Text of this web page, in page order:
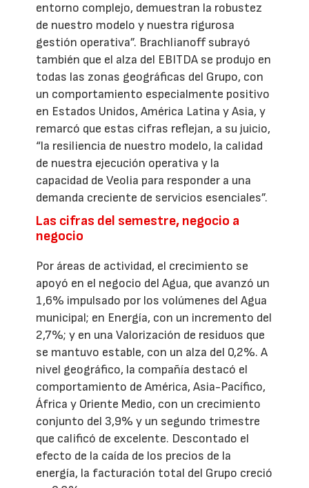
entorno complejo, demuestran la robustez
de nuestro modelo y nuestra rigurosa
gestión operativa”. Brachlianoff subrayó
también que el alza del EBITDA se produjo en
todas las zonas geográficas del Grupo, con
un comportamiento especialmente positivo
en Estados Unidos, América Latina y Asia, y
remarcó que estas cifras reflejan, a su juicio,
“la resiliencia de nuestro modelo, la calidad
de nuestra ejecución operativa y la
capacidad de Veolia para responder a una
demanda creciente de servicios esenciales”.
Las cifras del semestre, negocio a
negocio
Por áreas de actividad, el crecimiento se
apoyó en el negocio del Agua, que avanzó un
1,6% impulsado por los volúmenes del Agua
municipal; en Energía, con un incremento del
2,7%; y en una Valorización de residuos que
se mantuvo estable, con un alza del 0,2%. A
nivel geográfico, la compañía destacó el
comportamiento de América, Asia-Pacífico,
África y Oriente Medio, con un crecimiento
conjunto del 3,9% y un segundo trimestre
que calificó de excelente. Descontado el
efecto de la caída de los precios de la
energía, la facturación total del Grupo creció